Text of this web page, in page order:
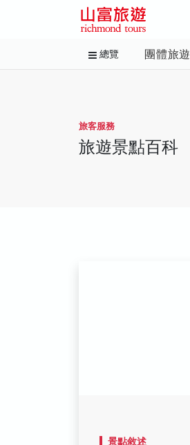
總覽 團體旅遊
旅客服務
旅遊景點百科
景點敘述